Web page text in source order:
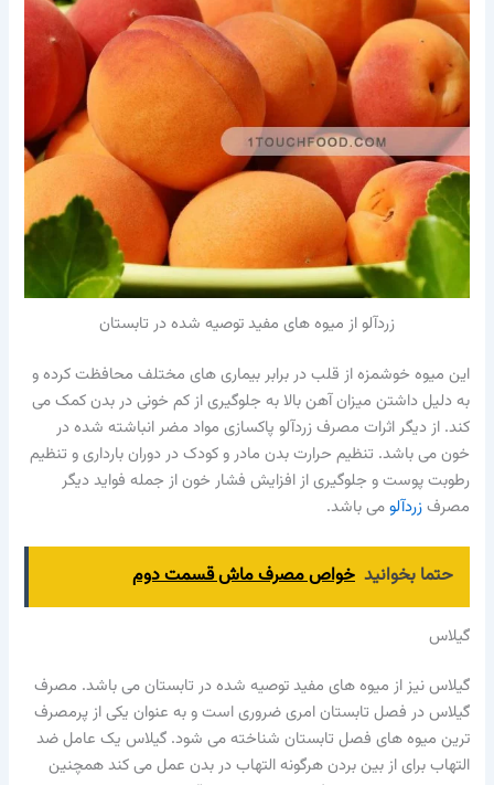
زردآلو از میوه های مفید توصیه شده در تابستان
این میوه خوشمزه از قلب در برابر بیماری های مختلف محافظت کرده و
به دلیل داشتن میزان آهن بالا به جلوگیری از کم خونی در بدن کمک می
کند. از دیگر اثرات مصرف زردآلو پاکسازی مواد مضر انباشته شده در
خون می باشد. تنظیم حرارت بدن مادر و کودک در دوران بارداری و تنظیم
رطوبت پوست و جلوگیری از افزایش فشار خون از جمله فواید دیگر
مصرفزردآلومی باشد.
حتما بخوانید خواص مصرف ماش قسمت دوم
گیلاس
گیلاس نیز از میوه های مفید توصیه شده در تابستان می باشد. مصرف
گیلاس در فصل تابستان امری ضروری است و به عنوان یکی از پرمصرف
ترین میوه های فصل تابستان شناخته می شود. گیلاس یک عامل ضد
التهاب برای از بین بردن هرگونه التهاب در بدن عمل می کند همچنین